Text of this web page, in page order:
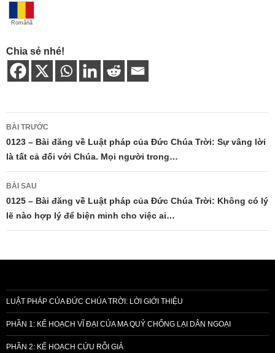
Română
Chia sẻ nhé!
Điều
hướng
bài
viết
BÀI TRƯỚC
0123 – Bài đăng về Luật pháp của Đức Chúa Trời: Sự vâng lời
là tất cả đối với Chúa. Mọi người trong…
BÀI SAU
0125 – Bài đăng về Luật pháp của Đức Chúa Trời: Không có lý
lẽ nào hợp lý để biện minh cho việc ai…
LUẬT PHÁP CỦA ĐỨC CHÚA TRỜI: LỜI GIỚI THIỆU
PHẦN 1: KẾ HOẠCH VĨ ĐẠI CỦA MA QUỶ CHỐNG LẠI DÂN NGOẠI
PHẦN 2: KẾ HOẠCH CỨU RỖI GIẢ